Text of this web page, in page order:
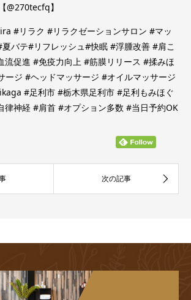
@270tecfq】
#リラク #リラクゼーションサロン #マッ
バテ#リフレッシュ#快眠 #浮腫改善 #肩こ
流促進 #免疫力向上 #筋膜リリース #揉みほ
ージ #ヘッドマッサージ #オイルマッサージ
#足利市 #栃木県足利市 #足利もみほぐ
律神経 #肩首 #オプション多数 #当日予約OK